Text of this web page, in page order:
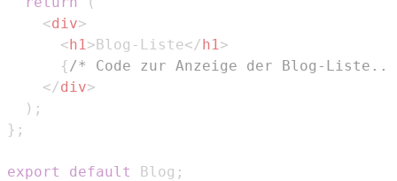
<div>
<h1 >Blog-Liste</h1 >
{ /* Code zur Anzeige der Blog-
</div>
) ;
} ;
export default Blog ;